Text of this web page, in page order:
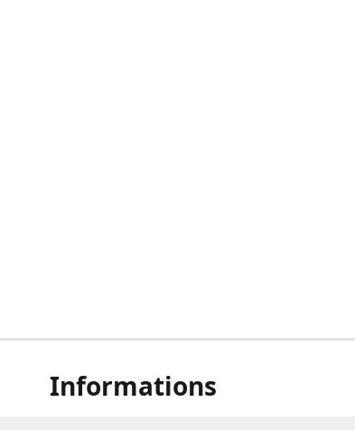
Informations